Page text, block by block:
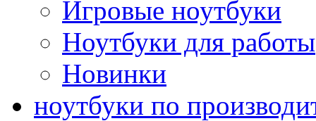
Игровые ноутбуки
Ноутбуки для работы
Новинки
ноутбуки по